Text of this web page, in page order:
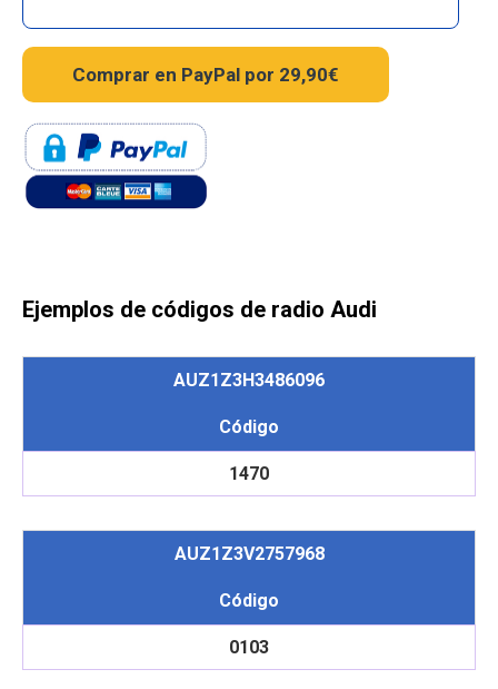
Ejemplos de códigos de radio Audi
AUZ1Z3H3486096
Código
1470
AUZ1Z3V2757968
Código
0103